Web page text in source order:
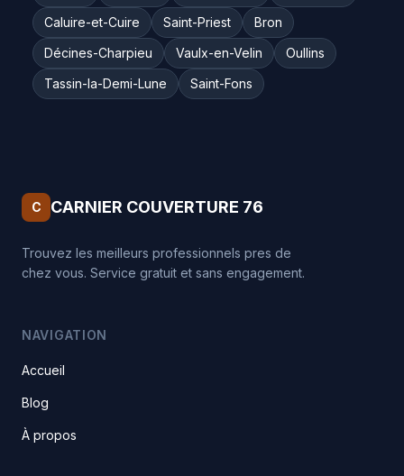
Caluire-et-Cuire
Saint-Priest
Bron
Décines-Charpieu
Vaulx-en-Velin
Oullins
Tassin-la-Demi-Lune
Saint-Fons
C CARNIER COUVERTURE 76
Trouvez les meilleurs professionnels pres de
chez vous. Service gratuit et sans engagement.
NAVIGATION
Accueil
Blog
À propos